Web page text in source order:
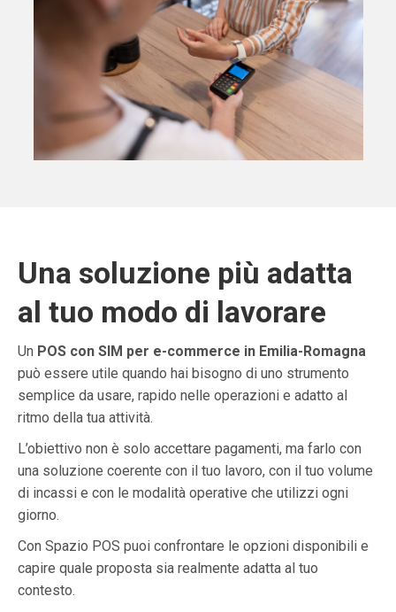
Una soluzione più adatta
al tuo modo di lavorare
Un POS con SIM per e-commerce in Emilia-Romagna
può essere utile quando hai bisogno di uno strumento
semplice da usare, rapido nelle operazioni e adatto al
ritmo della tua attività.
L’obiettivo non è solo accettare pagamenti, ma farlo con
una soluzione coerente con il tuo lavoro, con il tuo volume
di incassi e con le modalità operative che utilizzi ogni
giorno.
Con Spazio POS puoi confrontare le opzioni disponibili e
capire quale proposta sia realmente adatta al tuo
contesto.